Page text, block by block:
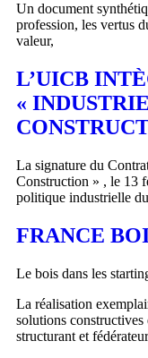
Un document
profession, les vertus
valeur,
L’UICB
«
La signature du
Construction » , le 13
politique industrielle
FRANCE
Le bois dans les
La réalisation
solutions constructives
structurant et